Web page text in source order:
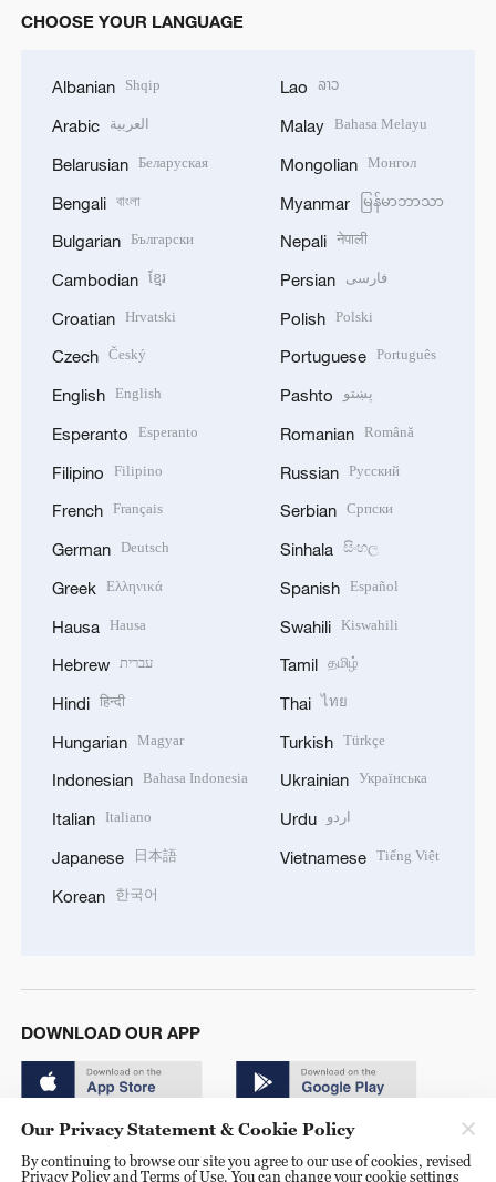
CHOOSE YOUR LANGUAGE
Albanian Shqip
Arabic العربية
Belarusian Беларуская
Bengali বাংলা
Bulgarian Български
Cambodian ខ្មែរ
Croatian Hrvatski
Czech Český
English English
Esperanto Esperanto
Filipino Filipino
French Français
German Deutsch
Greek Ελληνικά
Hausa Hausa
Hebrew עברית
Hindi हिन्दी
Hungarian Magyar
Indonesian Bahasa Indonesia
Italian Italiano
Japanese 日本語
Korean 한국어
Lao ລາວ
Malay Bahasa Melayu
Mongolian Монгол
Myanmar မြန်မာဘာသာ
Nepali नेपाली
Persian فارسی
Polish Polski
Portuguese Português
Pashto پښتو
Romanian Română
Russian Русский
Serbian Српски
Sinhala සිංහල
Spanish Español
Swahili Kiswahili
Tamil தமிழ்
Thai ไทย
Turkish Türkçe
Ukrainian Українська
Urdu اردو
Vietnamese Tiếng Việt
DOWNLOAD OUR APP
Our Privacy Statement & Cookie Policy
By continuing to browse our site you agree to our use of cookies, revised
Privacy Policy and Terms of Use. You can change your cookie settings